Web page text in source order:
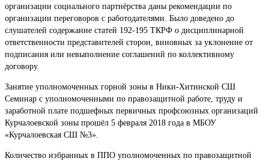
организации социального партнёрства даны рекомендации по
организации переговоров с работодателями. Было доведено до
слушателей содержание статей 192-195 ТКРФ о дисциплинарной
ответственности представителей сторон, виновных за уклонение от
подписания или невыполнение соглашений по коллективному
договору.
Занятие уполномоченных горной зоны в Ники-Хитинской СШ
Семинар с уполномоченными по правозащитной работе, труду и
заработной плате подшефных первичных профсоюзных организаций
Курчалоевской зоны прошёл 5 февраля 2018 года в МБОУ
«Курчалоевская СШ №3».
Количество избранных в ППО уполномоченных по правозащитной